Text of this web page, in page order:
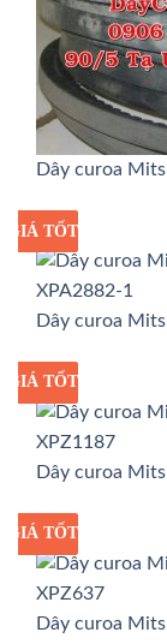
Dây curoa
GIÁ SỈ
GIÁ TỐT
Dây curoa
GIÁ SỈ
GIÁ TỐT
Dây curoa
GIÁ SỈ
GIÁ TỐT
Dây curoa